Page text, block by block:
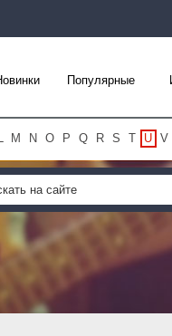
Популярные
L M N O P Q R S T U V